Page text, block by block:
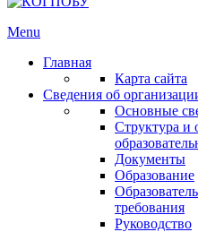
Menu
Главная
Карта сайта
Сведения об
Основные
Структура и
Документы
Образование
требования
Руководство